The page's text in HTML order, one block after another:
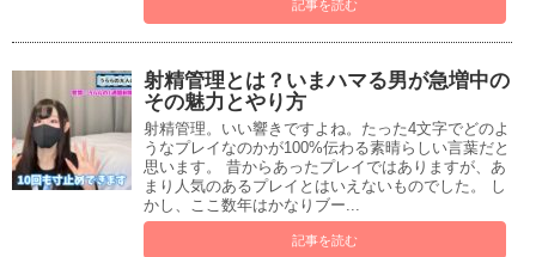
記事を読む
射精管理とは？いまハマる男が急増中の
その魅力とやり方
射精管理。いい響きですよね。たった4文字でどのよ
うなプレイなのかが100%伝わる素晴らしい言葉だと
思います。 昔からあったプレイではありますが、あ
まり人気のあるプレイとはいえないものでした。 し
かし、ここ数年はかなりブー...
記事を読む